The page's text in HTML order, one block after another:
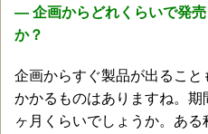
― 企画からどれくらいで発
か？
企画からすぐ製品が出るこ
かかるものはありますね。
ヶ月くらいでしょうか。あ